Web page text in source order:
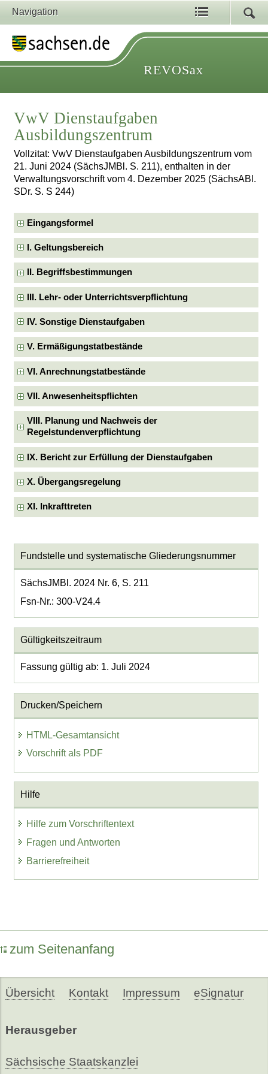
Navigation
REVOSax
VwV Dienstaufgaben
Ausbildungszentrum
Vollzitat: VwV Dienstaufgaben Ausbildungszentrum vom
21. Juni 2024 (SächsJMBl. S. 211), enthalten in der
Verwaltungsvorschrift vom 4. Dezember 2025 (SächsABl.
SDr. S. S 244)
Eingangsformel
I. Geltungsbereich
II. Begriffsbestimmungen
III. Lehr- oder Unterrichtsverpflichtung
IV. Sonstige Dienstaufgaben
V. Ermäßigungstatbestände
VI. Anrechnungstatbestände
VII. Anwesenheitspflichten
VIII. Planung und Nachweis der
Regelstundenverpflichtung
IX. Bericht zur Erfüllung der Dienstaufgaben
X. Übergangsregelung
XI. Inkrafttreten
Fundstelle und systematische Gliederungsnummer
SächsJMBl. 2024 Nr. 6, S. 211
Fsn-Nr.: 300-V24.4
Gültigkeitszeitraum
Fassung gültig ab: 1. Juli 2024
Drucken/Speichern
HTML-Gesamtansicht
Vorschrift als PDF
Hilfe
Hilfe zum Vorschriftentext
Fragen und Antworten
Barrierefreiheit
zum Seitenanfang
Übersicht Kontakt Impressum eSignatur
Herausgeber
Sächsische Staatskanzlei